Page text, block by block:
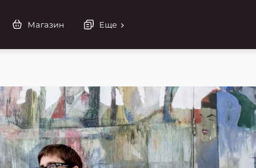
Магазин Еще